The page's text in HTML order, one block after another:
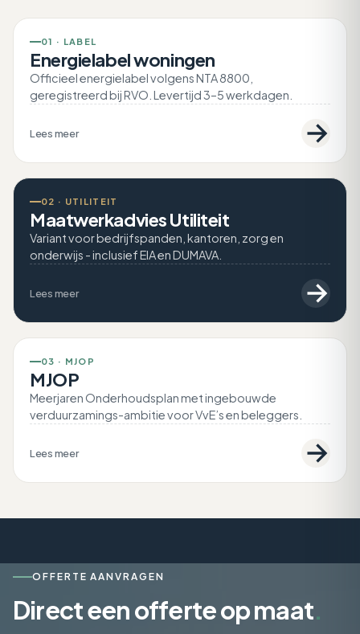
01 · LABEL
Energielabel woningen
Officieel energielabel volgens NTA 8800,
geregistreerd bij RVO. Levertijd 3–5 werkdagen.
Lees meer
02 · UTILITEIT
Maatwerkadvies Utiliteit
Variant voor bedrijfspanden, kantoren, zorg en
onderwijs - inclusief EIA en DUMAVA.
Lees meer
03 · MJOP
MJOP
Meerjaren Onderhoudsplan met ingebouwde
verduurzamings-ambitie voor VvE’s en beleggers.
Lees meer
OFFERTE AANVRAGEN
Direct een offerte op maat.